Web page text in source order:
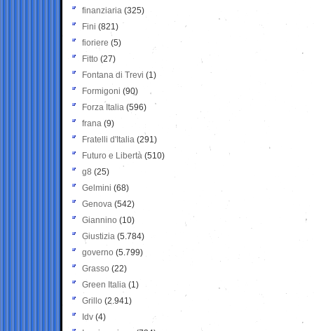
finanziaria (325)
Fini (821)
fioriere (5)
Fitto (27)
Fontana di Trevi (1)
Formigoni (90)
Forza Italia (596)
frana (9)
Fratelli d'Italia (291)
Futuro e Libertà (510)
g8 (25)
Gelmini (68)
Genova (542)
Giannino (10)
Giustizia (5.784)
governo (5.799)
Grasso (22)
Green Italia (1)
Grillo (2.941)
Idv (4)